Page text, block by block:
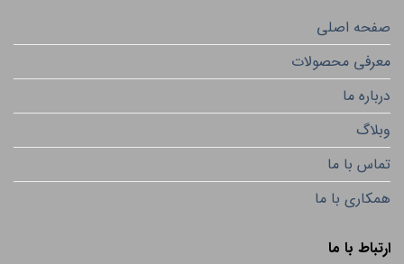
صفحه اصلی
معرفی محصولات
درباره ما
وبلاگ
تماس با ما
همکاری با ما
ارتباط با ما